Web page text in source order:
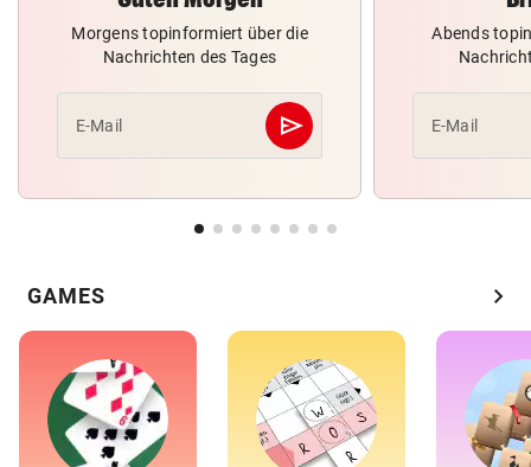
Morgens topinformiert über die
Nachrichten des Tages
E-Mail send
Abschicken
Abends
E-Mail
GAMES chevron_right